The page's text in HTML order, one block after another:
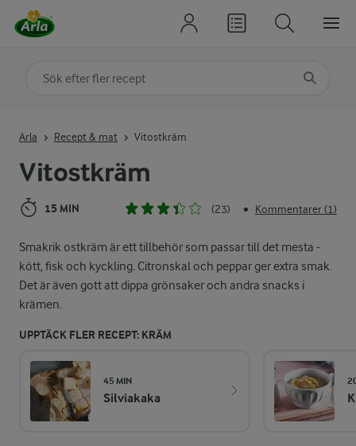
Vitostkräm
15 MIN (23) • Kommentarer (1)
Smakrik ostkräm är ett tillbehör som passar till det mesta -
kött, fisk och kyckling. Citronskal och peppar ger extra smak.
Det är även gott att dippa grönsaker och andra snacks i
krämen.
UPPTÄCK FLER RECEPT: KRÄM
45 MIN
Silviakaka
Arla Recept & mat Vitostkräm
Sök på kategori eller ingrediens